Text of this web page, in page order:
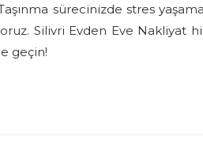
sürecinizde stres
Silivri Evden Eve
geçin!